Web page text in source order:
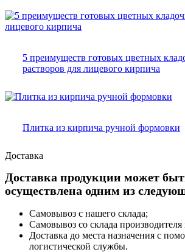
5 преимуществ готовых цветных
растворов для лицевого кирпича
Плитка из кирпича ручной формовки
Доставка
Доставка продукции может
осуществлена одним из
Самовывоз с нашего склада;
Самовывоз со склада
Доставка до места назначения с
логистической службы.